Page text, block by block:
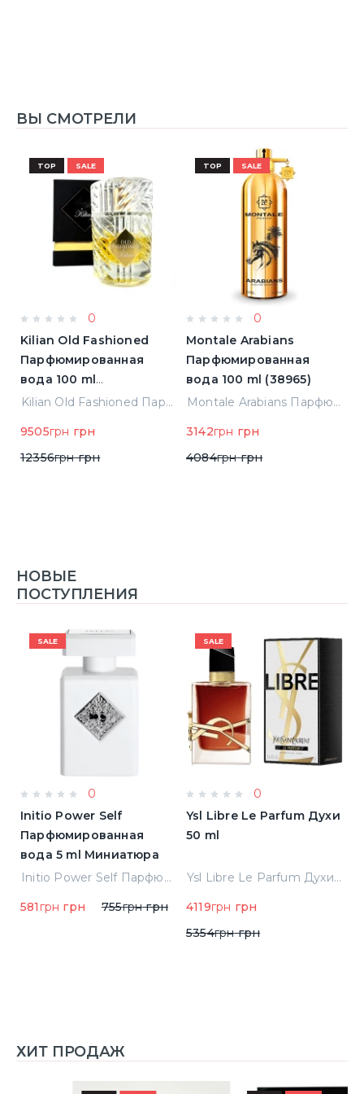
ВЫ СМОТРЕЛИ
TOP SALE
0
Kilian Old Fashioned
Парфюмированная
вода 100 ml
(3700550240723)
Kilian Old Fashioned Парфюмированная вода 100 ml (3700550240723)
9505грн грн
12356грнгрн
TOP SALE
0
Montale Arabians
Парфюмированная
вода 100 ml (38965)
Montale Arabians Парфюмированная вода 100 ml (38965)
3142грн грн
4084грнгрн
НОВЫЕ
ПОСТУПЛЕНИЯ
SALE
0
Initio Power Self
Парфюмированная
вода 5 ml Миниатюра
Initio Power Self Парфюмированная вода 5 ml Миниатюра
581 грн грн 755грнгрн
SALE
0
Ysl Libre Le Parfum Духи
50 ml
Ysl Libre Le Parfum Духи 50 ml
4119грн грн
5354грнгрн
ХИТ ПРОДАЖ